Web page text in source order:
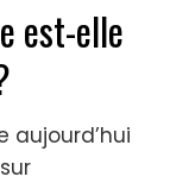
est-elle
aujourd’hui